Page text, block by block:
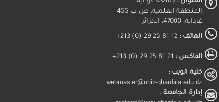
المنطقة العلمية، ص ب 455
غرداية، 47000، الجزائر
الهاتف : 12 81 25 29 (0) 213+
الفاكس :
خلية الويب :
webmaster@univ-ghardaia.edu.dz
إدارة الجامعة :